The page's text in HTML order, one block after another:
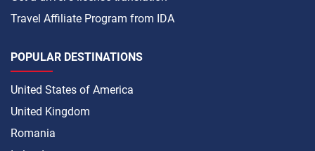
Travel Affiliate Program from IDA
POPULAR DESTINATIONS
United States of America
United Kingdom
Romania